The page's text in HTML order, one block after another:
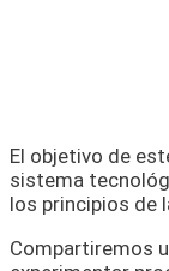
El objetivo de
sistema
los principios de
Compartiremos